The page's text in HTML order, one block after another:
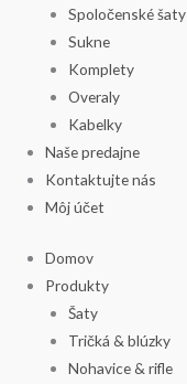
Spoločenské šaty
Sukne
Komplety
Overaly
Kabelky
Naše predajne
Kontaktujte nás
Môj účet
Domov
Produkty
Šaty
Tričká & blúzky
Nohavice & rifle